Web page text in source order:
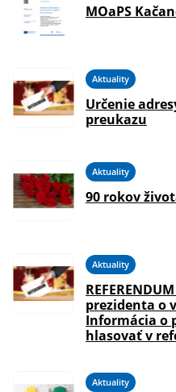
MOaPS
Aktuality
Určenie
preukazu
Aktuality
90 rokov
Aktuality
prezidenta o
Informácia o
hlasovať v
Aktuality